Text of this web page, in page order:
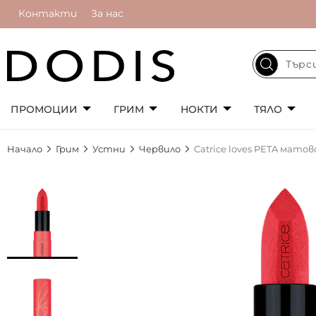
Контакти За нас
ПРОМОЦИИ ГРИМ НОКТИ ТЯЛО
Начало Грим Устни Червило Catrice loves PETA
галерията
изображенията